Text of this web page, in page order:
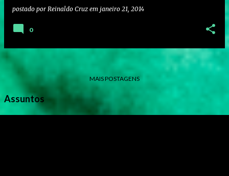
postado por Reinaldo Cruz em janeiro 21, 2014
0
MAIS POSTAGENS
Assuntos